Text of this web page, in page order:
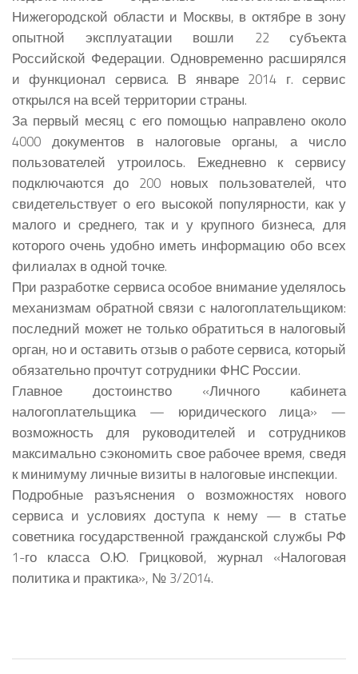
Нижегородской области и Москвы, в октябре в зону
опытной эксплуатации вошли 22 субъекта
Российской Федерации. Одновременно расширялся
и функционал сервиса. В январе 2014 г. сервис
открылся на всей территории страны.
За первый месяц с его помощью направлено около
4000 документов в налоговые органы, а число
пользователей утроилось. Ежедневно к сервису
подключаются до 200 новых пользователей, что
свидетельствует о его высокой популярности, как у
малого и среднего, так и у крупного бизнеса, для
которого очень удобно иметь информацию обо всех
филиалах в одной точке.
При разработке сервиса особое внимание уделялось
механизмам обратной связи с налогоплательщиком:
последний может не только обратиться в налоговый
орган, но и оставить отзыв о работе сервиса, который
обязательно прочтут сотрудники ФНС России.
Главное достоинство «Личного кабинета
налогоплательщика — юридического лица» —
возможность для руководителей и сотрудников
максимально сэкономить свое рабочее время, сведя
к минимуму личные визиты в налоговые инспекции.
Подробные разъяснения о возможностях нового
сервиса и условиях доступа к нему — в статье
советника государственной гражданской службы РФ
1-го класса О.Ю. Грицковой, журнал «Налоговая
политика и практика», № 3/2014.